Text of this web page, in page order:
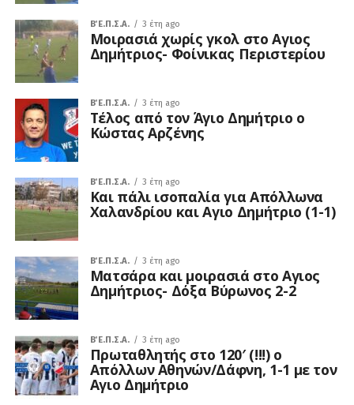
Β΄ Ε.Π.Σ.Α. 3 έτη ago
Μοιρασιά χωρίς γκολ στο Αγιος
Δημήτριος- Φοίνικας Περιστερίου
Β΄ Ε.Π.Σ.Α. 3 έτη ago
Τέλος από τον Άγιο Δημήτριο ο
Κώστας Αρζένης
Β΄ Ε.Π.Σ.Α. 3 έτη ago
Και πάλι ισοπαλία για Απόλλωνα
Χαλανδρίου και Αγιο Δημήτριο (1-1)
Β΄ Ε.Π.Σ.Α. 3 έτη ago
Ματσάρα και μοιρασιά στο Αγιος
Δημήτριος- Δόξα Βύρωνος 2-2
Β΄ Ε.Π.Σ.Α. 3 έτη ago
Πρωταθλητής στο 120′ (!!!) ο
Απόλλων Αθηνών/Δάφνη, 1-1 με τον
Αγιο Δημήτριο